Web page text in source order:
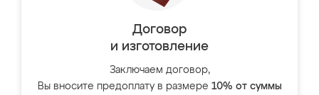
Договор
и изготовление
Заключаем договор,
Вы вносите предоплату в размере 10% от суммы